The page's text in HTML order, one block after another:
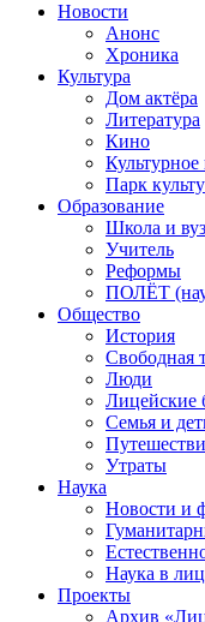
Новости
Анонс
Хроника
Культура
Дом актёра
Литература
Кино
Культурное
Парк
Образование
Школа и вуз
Учитель
Реформы
ПОЛЁТ
Общество
История
Свободная
Люди
Лицейские
Семья и
Утраты
Наука
Новости и
Наука в
Проекты
Архив